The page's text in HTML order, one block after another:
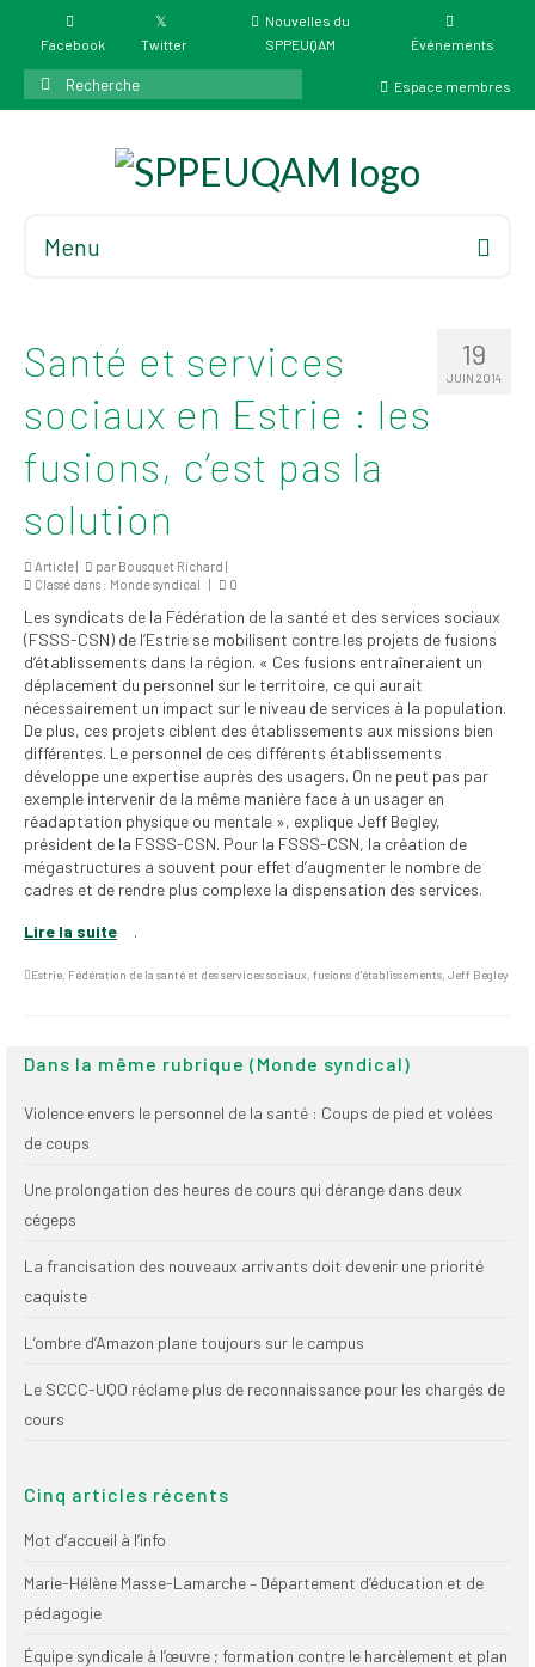
Facebook Twitter
Nouvelles du
SPPEUQAM
Événements
Rechercher
:
Espace membres
Menu
Élections
Résultat des
élections du 4 juin
règlements
Politiques
Outils de visibilité
Signature – Courriel –
Place à notre
valorisation
Signature – Fond
d’écran – Place à
(FNEEQ)
SPPEUQAM@ctualités
SCCUQ@
19
JUIN 2014
Santé et services
sociaux en Estrie : les
fusions, c’est pas la
solution
Article | par Bousquet Richard |
Classé dans : Monde syndical | 0
Les syndicats de la Fédération de la santé et des services sociaux
(FSSS-CSN) de l’Estrie se mobilisent contre les projets de fusions
d’établissements dans la région. « Ces fusions entraîneraient un
déplacement du personnel sur le territoire, ce qui aurait
nécessairement un impact sur le niveau de services à la population.
De plus, ces projets ciblent des établissements aux missions bien
différentes. Le personnel de ces différents établissements
développe une expertise auprès des usagers. On ne peut pas par
exemple intervenir de la même manière face à un usager en
réadaptation physique ou mentale », explique Jeff Begley,
président de la FSSS-CSN. Pour la FSSS-CSN, la création de
mégastructures a souvent pour effet d’augmenter le nombre de
cadres et de rendre plus complexe la dispensation des services.
Lire la suite .
Estrie, Fédération de la santé et des services sociaux, fusions d'établissements, Jeff Begley
Dans la même rubrique (Monde syndical)
Violence envers le personnel de la santé : Coups de pied et volées
de coups
Une prolongation des heures de cours qui dérange dans deux
cégeps
La francisation des nouveaux arrivants doit devenir une priorité
caquiste
L’ombre d’Amazon plane toujours sur le campus
Le SCCC-UQO réclame plus de reconnaissance pour les chargés de
cours
Cinq articles récents
Mot d’accueil à l’info
Marie-Hélène Masse-Lamarche – Département d’éducation et de
pédagogie
Équipe syndicale à l’œuvre ; formation contre le harcèlement et plan